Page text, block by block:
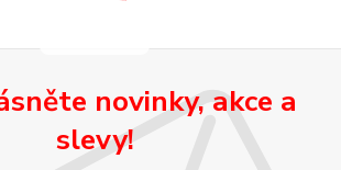
novinky, akce a
slevy!